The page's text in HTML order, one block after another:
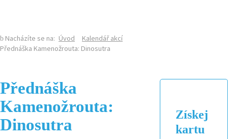
Nacházíte se na: Úvod
Kalendář akcí
Přednáška Kamenožrouta: Dinosutra
Přednáška
Kamenožrouta:
Dinosutra
Získej
kartu